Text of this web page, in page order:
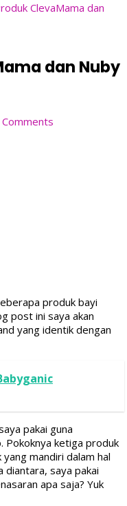
ClevaMama dan
dan Nuby
Comments
produk bayi
post ini saya akan
yang identik dengan
pakai guna
Pokoknya ketiga produk
mandiri dalam hal
diantara, saya pakai
apa saja? Yuk